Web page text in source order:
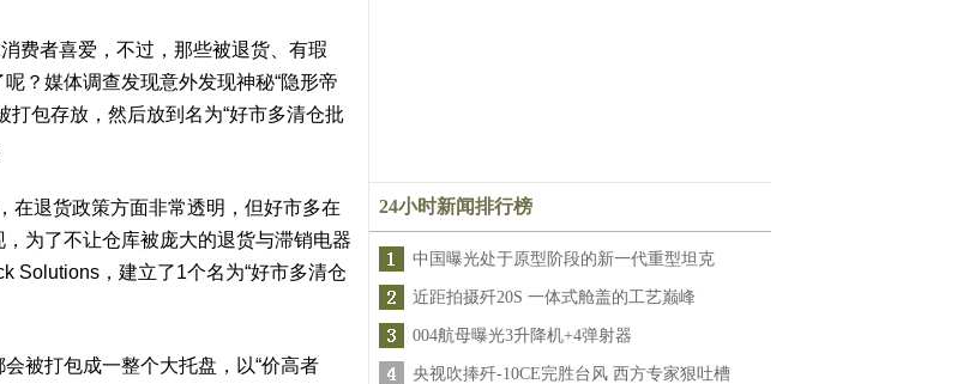
费者喜爱，不过，那些被退货、有瑕
？媒体调查发现意外发现神秘“隐形帝
打包存放，然后放到名为“好市多清仓批
退货政策方面非常透明，但好市多在
为了不让仓库被庞大的退货与滞销电器
Solutions，建立了1个名为“好市多清仓
被打包成一整个大托盘，以“价高者
24小时新闻排行榜
中国曝光处于原型阶段的新一代重型坦克
近距拍摄歼20S 一体式舱盖的工艺巅峰
004航母曝光3升降机+4弹射器
央视吹捧歼-10CE完胜台风 西方专家狠吐槽